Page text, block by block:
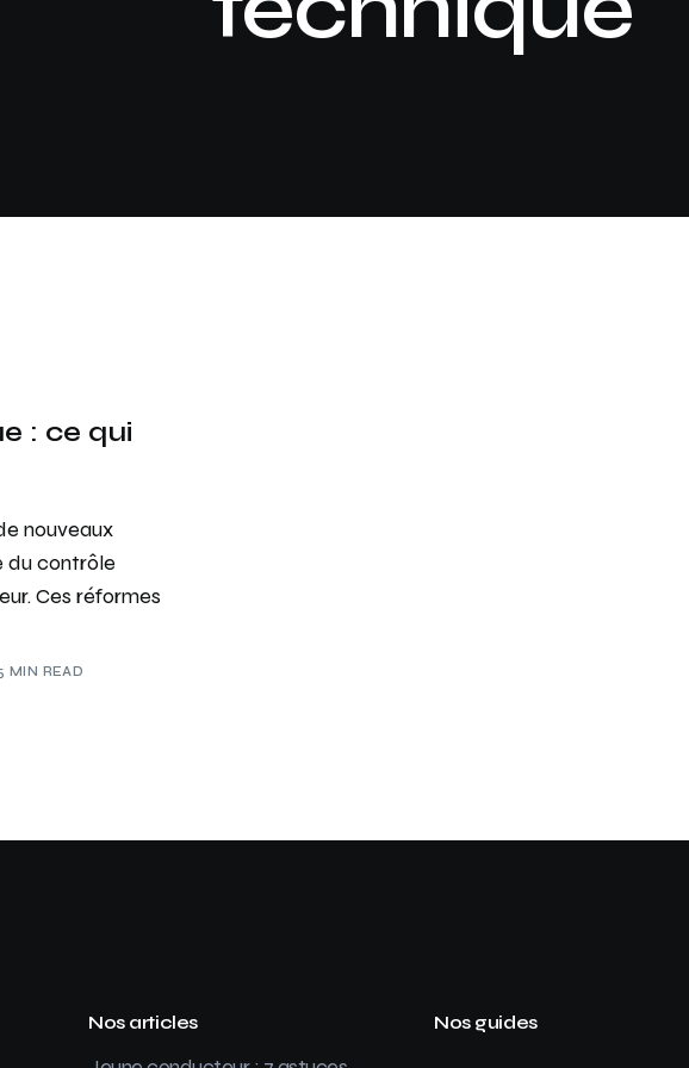
: ce qui
nouveaux
du contrôle
Ces réformes
MIN READ
Nos articles Nos guides